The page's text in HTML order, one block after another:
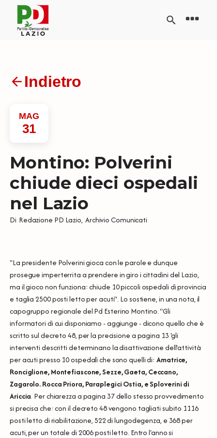
Indietro
MAG
31
Montino: Polverini
chiude dieci ospedali
nel Lazio
Di Redazione PD Lazio, Archivio Comunicati
"La presidente Polverini gioca con le parole e dunque
prosegue imperterrita a prendere in giro i cittadini del Lazio,
ma il gioco non funziona: chiude 10 piccoli ospedali di provincia
e taglia 2500 posti letto per acuti". Lo sostiene, in una nota, il
capogruppo regionale del Pd Esterino Montino. "Gli
informatori di cui disponiamo - aggiunge - dicono quello che è
scritto sul decreto 48, per la precisione a pagina 13 'gli
interventi descritti determinano la disattivazione dell'attività
per acuti presso 10 ospedalì che sono quelli di:Amatrice,
Ronciglione, Montefiascone, Sezze, Gaeta, Ceccano,
Zagarolo. Rocca Priora, Paraplegici Ostia, e Sploverini di
Ariccia. Per chiarezza a pagina 37 dello stesso provvedimento
si precisa che: con il decreto 48 vengono tagliati subito 1116
posti letto di riabilitazione, 522 di lungodegenza, e 368 per
acuti, per un totale di 2006 posti letto. Entro l'anno si